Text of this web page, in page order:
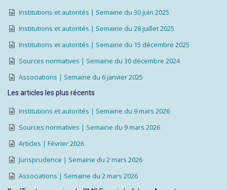
Institutions et autorités | Semaine du 30 juin 2025
Institutions et autorités | Semaine du 28 juillet 2025
Institutions et autorités | Semaine du 15 décembre 2025
Sources normatives | Semaine du 30 décembre 2024
Associations | Semaine du 6 janvier 2025
Les articles les plus récents
Institutions et autorités | Semaine du 9 mars 2026
Sources normatives | Semaine du 9 mars 2026
Articles | Février 2026
Jurisprudence | Semaine du 2 mars 2026
Associations | Semaine du 2 mars 2026